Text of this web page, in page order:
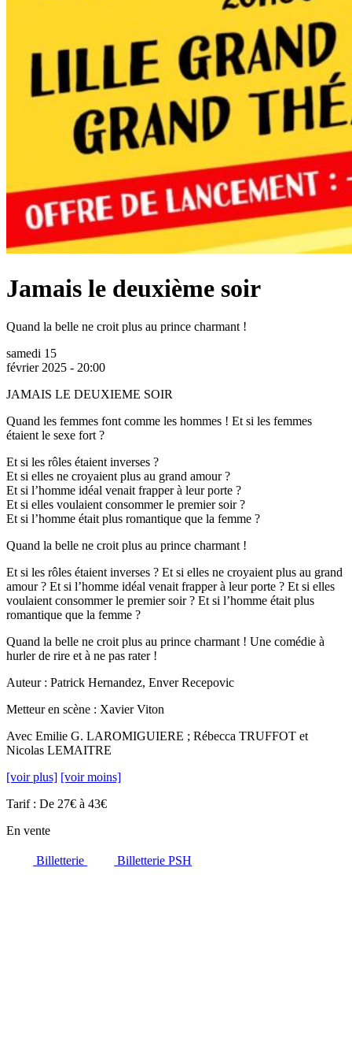
Jamais le deuxième soir
Quand la belle ne croit plus au prince charmant !
samedi 15
février 2025 - 20:00
JAMAIS LE DEUXIEME SOIR
Quand les femmes font comme les hommes ! Et si les femmes
étaient le sexe fort ?
Et si les rôles étaient inverses ?
Et si elles ne croyaient plus au grand amour ?
Et si l’homme idéal venait frapper à leur porte ?
Et si elles voulaient consommer le premier soir ?
Et si l’homme était plus romantique que la femme ?
Quand la belle ne croit plus au prince charmant !
Et si les rôles étaient inverses ? Et si elles ne croyaient plus au grand
amour ? Et si l’homme idéal venait frapper à leur porte ? Et si elles
voulaient consommer le premier soir ? Et si l’homme était plus
romantique que la femme ?
Quand la belle ne croit plus au prince charmant ! Une comédie à
hurler de rire et à ne pas rater !
Auteur : Patrick Hernandez, Enver Recepovic
Metteur en scène : Xavier Viton
Avec Emilie G. LAROMIGUIERE ; Rébecca TRUFFOT et
Nicolas LEMAITRE
[voir plus] [voir moins]
Tarif : De 27€ à 43€
En vente
Billetterie Billetterie PSH